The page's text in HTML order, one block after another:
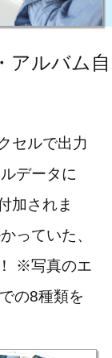
アルバム自
セルで出力
データに
加されま
っていた、
※写真のエ
の8種類を